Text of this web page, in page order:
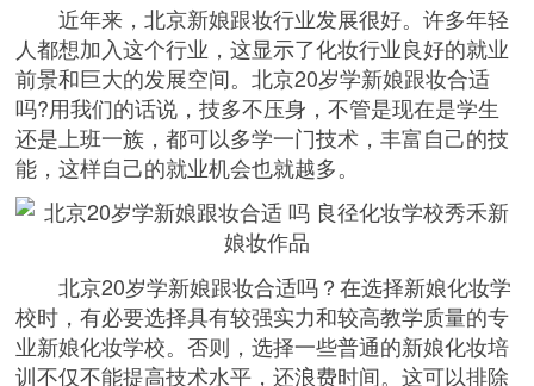
近年来，北京新娘跟妆行业发展很好。许多年轻
人都想加入这个行业，这显示了化妆行业良好的就业
前景和巨大的发展空间。北京20岁学新娘跟妆合适
吗?用我们的话说，技多不压身，不管是现在是学生
还是上班一族，都可以多学一门技术，丰富自己的技
能，这样自己的就业机会也就越多。
北京20岁学新娘跟妆合适吗？在选择新娘化妆学
校时，有必要选择具有较强实力和较高教学质量的专
业新娘化妆学校。否则，选择一些普通的新娘化妆培
训不仅不能提高技术水平，还浪费时间。这可以排除